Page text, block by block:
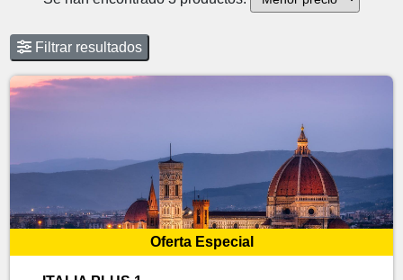
Filtrar resultados
Oferta Especial